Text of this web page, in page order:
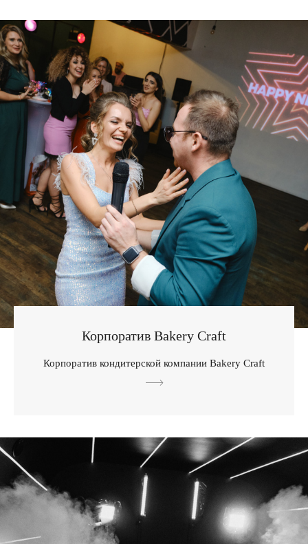
Корпоратив Bakery Craft
Корпоратив кондитерской компании Bakery Craft